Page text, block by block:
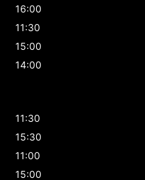
16:00
11:30
15:00
14:00
11:30
15:30
11:00
15:00